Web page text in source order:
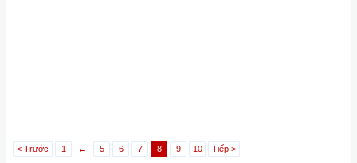
< Trước 1 ← 5 6 7 8 9 10 Tiếp >